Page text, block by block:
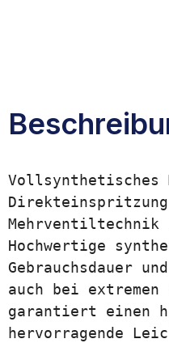
Vollsynthetisches
Hochwertige
Gebrauchsdauer
auch bei extremen
garantiert einen
hervorragende